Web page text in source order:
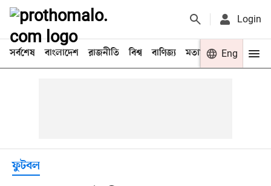
Login
সর্বশেষ বাংলাদেশ রাজনীতি বিশ্ব বাণিজ্য মতামত খেলা
Eng
ফুটবল